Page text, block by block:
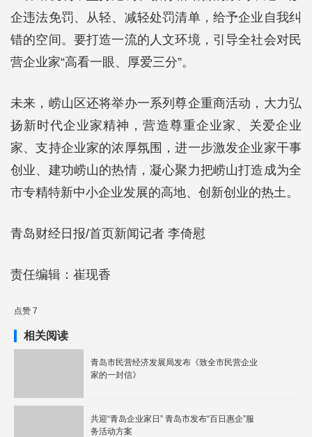
企违法免罚、从轻、减轻处罚清单，给予企业自我纠
错的空间。要打造一流的人文环境，引导全社会对民
营企业家“高看一眼、厚爱三分”。
未来，崂山区还将举办一系列尊企重商活动，大力弘
扬新时代企业家精神，营造尊重企业家、关爱企业
家、支持企业家的浓厚氛围，进一步激发企业家干事
创业、建功崂山的热情，凝心聚力把崂山打造成为全
市专精特新中小企业发展的高地、创新创业的热土。
青岛财经日报/首页新闻记者 李倚慰
责任编辑：崔现香
点赞 7
相关阅读
青岛市民营经济发展局发布《致全市民营企业
家的一封信》
共迎“青岛企业家日” 青岛市发布“百日惠企”服
务活动方案